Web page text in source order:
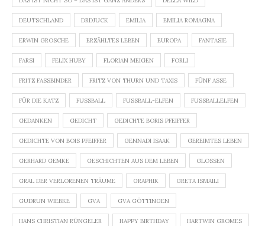
DEUTSCHLAND DRDJUCK EMILIA EMILIA ROMAGNA
ERWIN GROSCHE ERZÄHLTES LEBEN EUROPA FANTASIE
FARSI FELIX HUBY FLORIAN MEIGEN FORLI
FRITZ FASSBINDER FRITZ VON THURN UND TAXIS FÜNF ASSE
FÜR DIE KATZ FUSSBALL FUSSBALL-ELFEN FUSSBALLELFEN
GEDANKEN GEDICHT GEDICHTE BORIS PFEIFFER
GEDICHTE VON BOIS PFEIFFER GENNADI ISAAK GEREIMTES LEBEN
GERHARD GEMKE GESCHICHTEN AUS DEM LEBEN GLOSSEN
GRAL DER VERLORENEN TRÄUME GRAPHIK GRETA ISMAILI
GUDRUN WIEBKE GVA GVA GÖTTINGEN
HANS CHRISTIAN RÜNGELER HAPPY BIRTHDAY HARTWIN GROMES